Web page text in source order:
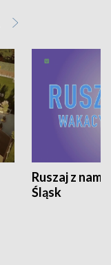
Ruszaj z
Śląsk